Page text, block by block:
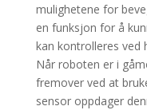
mulighetene for
en funksjon for å
kan kontrolleres ved
Når roboten er i
fremover ved at
sensor oppdager